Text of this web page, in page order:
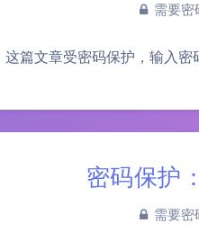
需要密
这篇文章受密码保护，输入密
密码保护
需要密